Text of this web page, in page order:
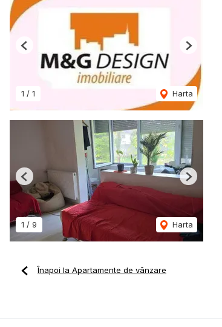
1 / 1 Harta
Previous Next
1 / 9 Harta
Previous Next
Înapoi la Apartamente de vânzare